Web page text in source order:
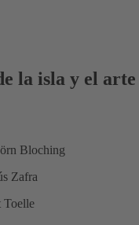
la isla y el arte
Bloching
Zafra
Toelle